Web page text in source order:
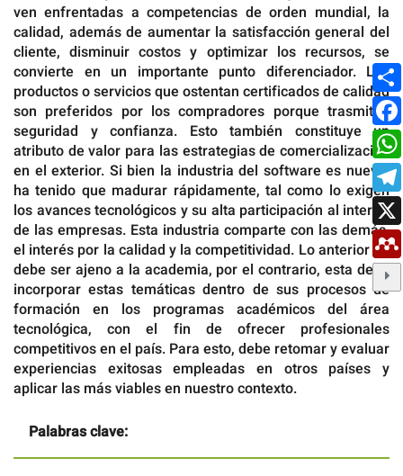
ven enfrentadas a competencias de orden mundial, la
calidad, además de aumentar la satisfacción general del
cliente, disminuir costos y optimizar los recursos, se
convierte en un importante punto diferenciador. Los
productos o servicios que ostentan certificados de calidad
son preferidos por los compradores porque trasmiten
seguridad y confianza. Esto también constituye un
atributo de valor para las estrategias de comercialización
en el exterior. Si bien la industria del software es nueva,
ha tenido que madurar rápidamente, tal como lo exigen
los avances tecnológicos y su alta participación al interior
de las empresas. Esta industria comparte con las demás,
el interés por la calidad y la competitividad. Lo anterior no
debe ser ajeno a la academia, por el contrario, esta debe
incorporar estas temáticas dentro de sus procesos de
formación en los programas académicos del área
tecnológica, con el fin de ofrecer profesionales
competitivos en el país. Para esto, debe retomar y evaluar
experiencias exitosas empleadas en otros países y
aplicar las más viables en nuestro contexto.
Palabras clave: